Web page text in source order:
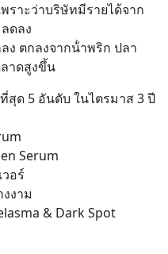
ราะว่าบริษัทมีรายได้จาก
ดลง
ตกลงจากน้ําพริก ปลา
าดสูงขึ้น
ด 5 อันดับ ในไตรมาส 3 ปี
Serum
อร์
งาม
& Dark Spot